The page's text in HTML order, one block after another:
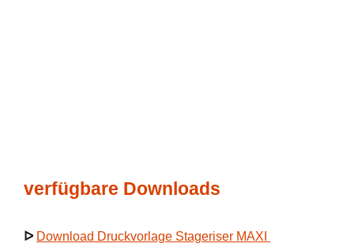
verfügbare Downloads
ᐅ Download Druckvorlage Stageriser MAXI